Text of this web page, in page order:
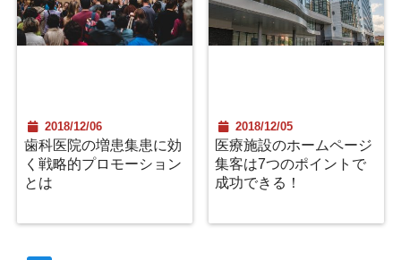
2018/12/06
歯科医院の増患集患に効
く戦略的プロモーション
とは
2018/12/05
医療施設のホームページ
集客は7つのポイントで
成功できる！